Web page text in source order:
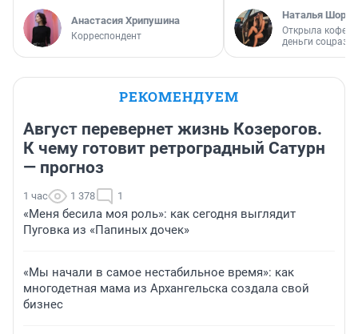
Анастасия Хрипушина
Корреспондент
Наталья
Открыла
деньги
РЕКОМЕНДУЕМ
Август перевернет жизнь Козерогов.
К чему готовит ретроградный Сатурн
— прогноз
1 час 1 378 1
«Меня бесила моя роль»: как сегодня выглядит
Пуговка из «Папиных дочек»
«Мы начали в самое нестабильное время»: как
многодетная мама из Архангельска создала свой
бизнес